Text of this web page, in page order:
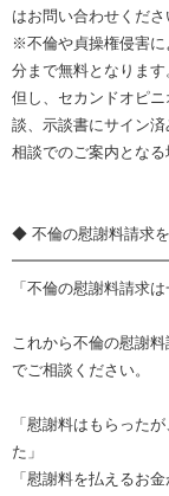
はお問い合わせくださ
※不倫や貞操権侵害に
分まで無料となります
但し、セカンドオピ
談、示談書にサイン
相談でのご案内とな
◆ 不倫の慰謝料請求
「不倫の慰謝料請求
これから不倫の慰謝
でご相談ください。
「慰謝料はもらった
た」
「慰謝料を払えるお